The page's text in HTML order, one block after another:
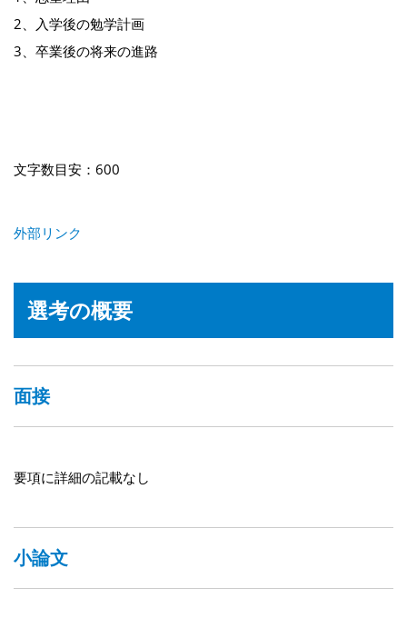
2、入学後の勉学計画
3、卒業後の将来の進路
文字数目安：600
外部リンク
選考の概要
面接
要項に詳細の記載なし
小論文